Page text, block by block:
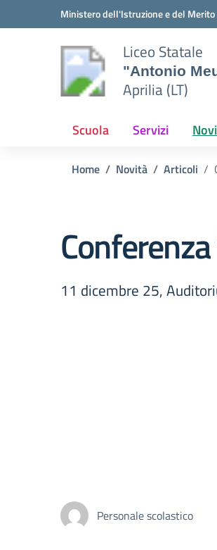
Vai ai contenuti
Vai al menu di navigazioneMinistero dell'Istruzione e del Merito
Liceo Statale
"Antonio
Aprilia (LT)
Scuola Servizi
Home Novità Articoli
11 dicembre 25,
Personale scolastico